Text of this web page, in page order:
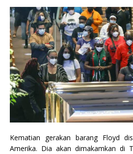
Kematian gerakan barang Floyd
Amerika. Dia akan dimakamkan di